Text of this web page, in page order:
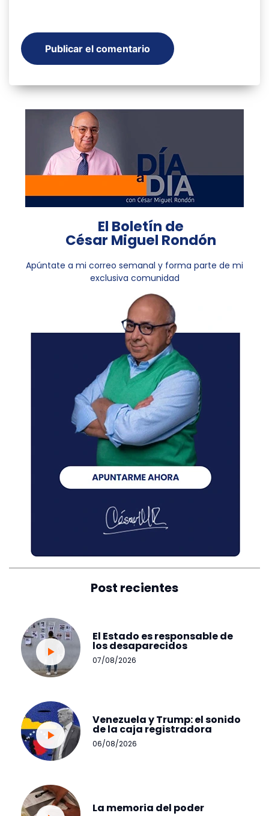
El Boletín de
César Miguel Rondón
Apúntate a mi correo semanal y forma parte de mi
exclusiva comunidad
Post recientes
El Estado es responsable de
los desaparecidos
07/08/2026
Venezuela y Trump: el sonido
de la caja registradora
06/08/2026
La memoria del poder